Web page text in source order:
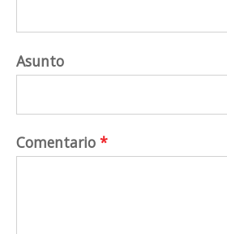
Asunto
Comentario *